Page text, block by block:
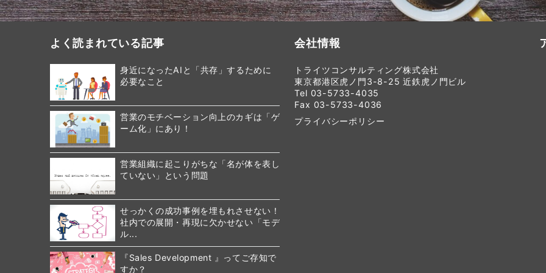
よく読まれている記事
身近になったAIと「共存」するために
必要なこと
営業のモチベーション向上のカギは「ゲ
ーム化」にあり！
営業組織に起こりがちな「名が体を表し
ていない」という問題
せっかくの成功事例を埋もれさせない！
社内での展開・再現に欠かせない「モデ
ル...
『Sales Development 』ってご存知で
すか？
会社情報
トライツコンサルティング株式会社
東京都港区虎ノ門3-8-25 近鉄虎ノ門ビル
Tel 03-5733-4035
Fax 03-5733-4036
プライバシーポリシー